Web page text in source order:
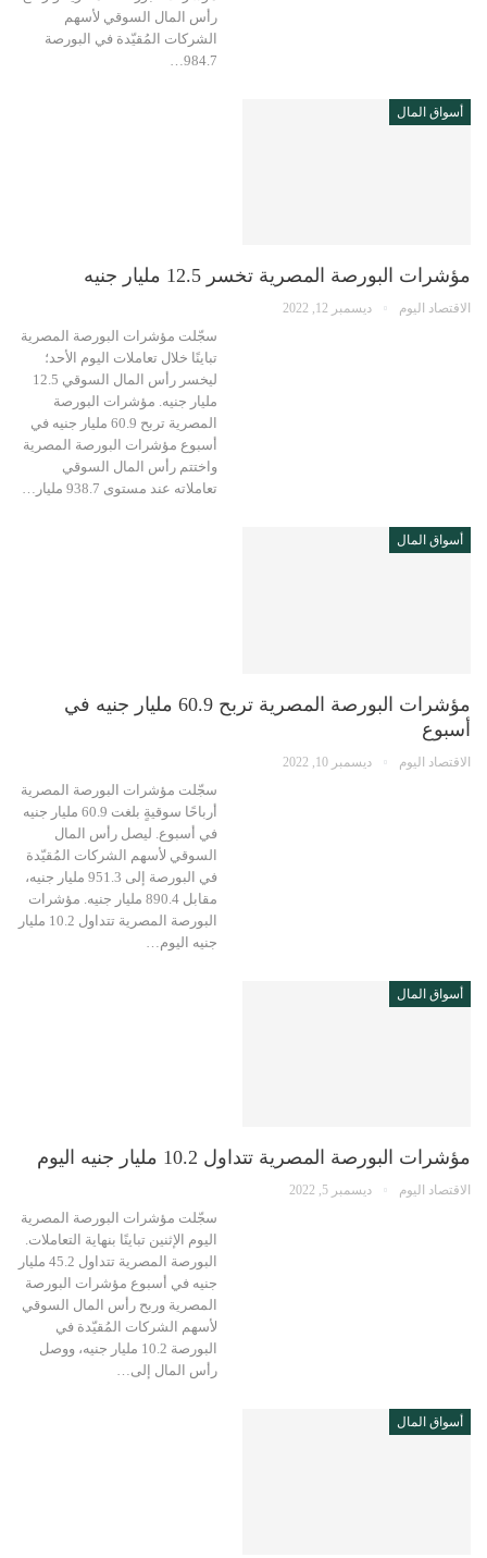
رأس المال السوقي لأسهم
الشركات المُقيّدة في البورصة
984.7…
أسواق المال
مؤشرات البورصة المصرية تخسر 12.5 مليار جنيه
الاقتصاد اليوم ديسمبر 12, 2022
سجّلت مؤشرات البورصة المصرية
تباينًا خلال تعاملات اليوم الأحد؛
ليخسر رأس المال السوقي 12.5
مليار جنيه. مؤشرات البورصة
المصرية تربح 60.9 مليار جنيه في
أسبوع مؤشرات البورصة المصرية
واختتم رأس المال السوقي
تعاملاته عند مستوى 938.7 مليار…
أسواق المال
مؤشرات البورصة المصرية تربح 60.9 مليار جنيه في
أسبوع
الاقتصاد اليوم ديسمبر 10, 2022
سجّلت مؤشرات البورصة المصرية
أرباحًا سوقيةٍ بلغت 60.9 مليار جنيه
في أسبوع. ليصل رأس المال
السوقي لأسهم الشركات المُقيّدة
في البورصة إلى 951.3 مليار جنيه،
مقابل 890.4 مليار جنيه. مؤشرات
البورصة المصرية تتداول 10.2 مليار
جنيه اليوم…
أسواق المال
مؤشرات البورصة المصرية تتداول 10.2 مليار جنيه اليوم
الاقتصاد اليوم ديسمبر 5, 2022
سجّلت مؤشرات البورصة المصرية
اليوم الإثنين تباينًا بنهاية التعاملات.
البورصة المصرية تتداول 45.2 مليار
جنيه في أسبوع مؤشرات البورصة
المصرية وربح رأس المال السوقي
لأسهم الشركات المُقيّدة في
البورصة 10.2 مليار جنيه، ووصل
رأس المال إلى…
أسواق المال